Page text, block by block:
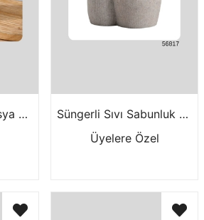
Cam Kavanoz Akasya Kap.950 Ml 9R03
Süngerli Sıvı Sabunluk Polyresin 56817---
Üyelere Özel